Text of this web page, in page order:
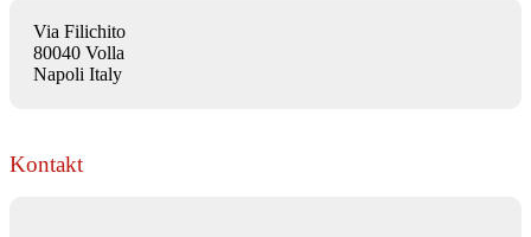
Via Filichito
80040 Volla
Napoli Italy
Kontakt